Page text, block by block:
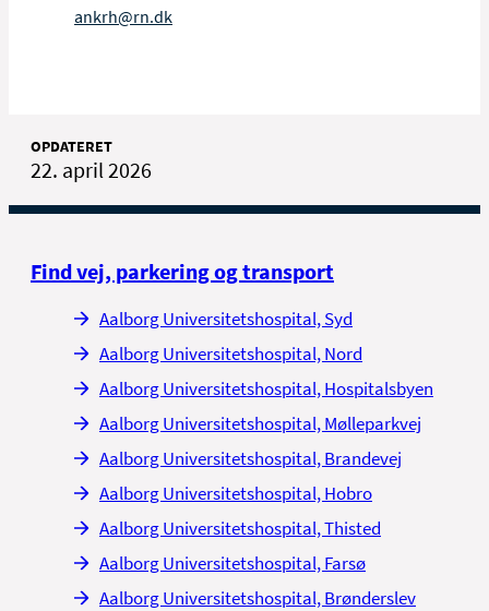
Voksen/Ældre
Vibeke Eriksen
ankrh@rn.dk
OPDATERET
22. april 2026
Find vej, parkering og transport
Aalborg Universitetshospital, Syd
Aalborg Universitetshospital, Nord
Aalborg Universitetshospital, Hospitalsbyen
Aalborg Universitetshospital, Mølleparkvej
Aalborg Universitetshospital, Brandevej
Aalborg Universitetshospital, Hobro
Aalborg Universitetshospital, Thisted
Aalborg Universitetshospital, Farsø
Aalborg Universitetshospital, Brønderslev